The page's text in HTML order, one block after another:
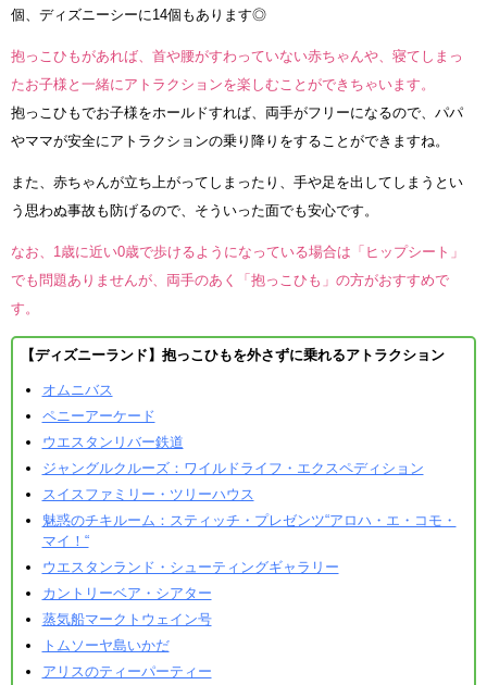
個、ディズニーシーに14個もあります◎
抱っこひもがあれば、首や腰がすわっていない赤ちゃんや、寝てしまっ
たお子様と一緒にアトラクションを楽しむことができちゃいます。
抱っこひもでお子様をホールドすれば、両手がフリーになるので、パパ
やママが安全にアトラクションの乗り降りをすることができますね。
また、赤ちゃんが立ち上がってしまったり、手や足を出してしまうとい
う思わぬ事故も防げるので、そういった面でも安心です。
なお、1歳に近い0歳で歩けるようになっている場合は「ヒップシート」
でも問題ありませんが、両手のあく「抱っこひも」の方がおすすめで
す。
【ディズニーランド】抱っこひもを外さずに乗れるアトラクション
オムニバス
ペニーアーケード
ウエスタンリバー鉄道
ジャングルクルーズ：ワイルドライフ・エクスペディション
スイスファミリー・ツリーハウス
魅惑のチキルーム：スティッチ・プレゼンツ“アロハ・エ・コモ・
マイ！“
ウエスタンランド・シューティングギャラリー
カントリーベア・シアター
蒸気船マークトウェイン号
トムソーヤ島いかだ
アリスのティーパーティー